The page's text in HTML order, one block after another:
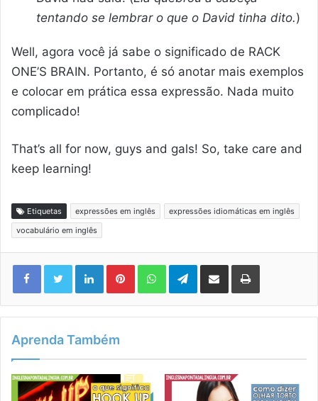
tentando se lembrar o que o David tinha dito.)
Well, agora você já sabe o significado de RACK
ONE’S BRAIN. Portanto, é só anotar mais exemplos
e colocar em prática essa expressão. Nada muito
complicado!
That’s all for now, guys and gals! So, take care and
keep learning!
Etiquetas expressões em inglês
expressões idiomáticas em inglês
vocabulário em inglês
LinkedinPinterestWhatsAppTelegram
Compartilhar via e-mail Imprimir
Aprenda Também